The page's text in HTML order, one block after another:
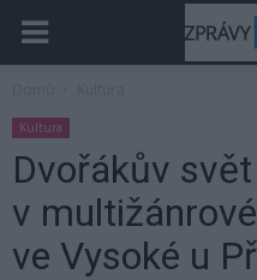
Kultura
Dvořákův
v
ve Vysoké u